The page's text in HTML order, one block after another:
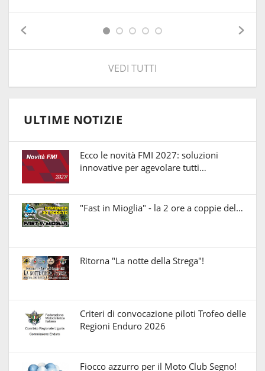
VEDI TUTTI
ULTIME NOTIZIE
Ecco le novità FMI 2027: soluzioni
innovative per agevolare tutti…
"Fast in Mioglia" - la 2 ore a coppie del…
Ritorna "La notte della Strega"!
Criteri di convocazione piloti Trofeo delle
Regioni Enduro 2026
Fiocco azzurro per il Moto Club Segno!